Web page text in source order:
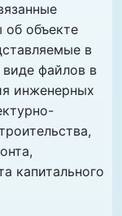
об объекте
в
файлов в
инженерных
капитального